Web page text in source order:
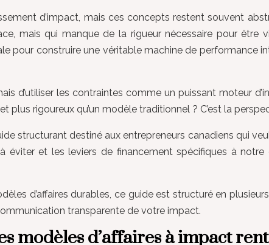
d’impact, mais ces concepts restent souvent
mais qui manque de la rigueur nécessaire pour être
pour construire une véritable machine de performance
d’utiliser les contraintes comme un puissant moteur
rigoureux qu’un modèle traditionnel ? C’est la
structurant destiné aux entrepreneurs canadiens qui
éviter et les leviers de financement spécifiques à
d’affaires durables, ce guide est structuré en
transparente de votre impact.
modèles d’affaires à impact